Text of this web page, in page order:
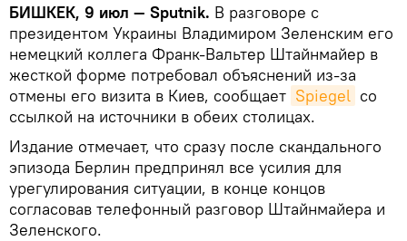
БИШКЕК, 9 июл — Sputnik. В разговоре с
президентом Украины Владимиром Зеленским его
немецкий коллега Франк-Вальтер Штайнмайер в
жесткой форме потребовал объяснений из-за
отмены его визита в Киев, сообщает Spiegel со
ссылкой на источники в обеих столицах.
Издание отмечает, что сразу после скандального
эпизода Берлин предпринял все усилия для
урегулирования ситуации, в конце концов
согласовав телефонный разговор Штайнмайера и
Зеленского.